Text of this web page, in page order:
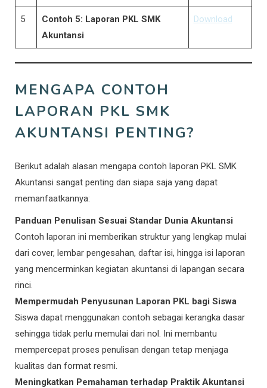
5
Contoh 5: Laporan PKL SMK
Akuntansi
Download
MENGAPA CONTOH
LAPORAN PKL SMK
AKUNTANSI PENTING?
Berikut adalah alasan mengapa contoh laporan PKL SMK
Akuntansi sangat penting dan siapa saja yang dapat
memanfaatkannya:
Panduan Penulisan Sesuai Standar Dunia Akuntansi
Contoh laporan ini memberikan struktur yang lengkap mulai
dari cover, lembar pengesahan, daftar isi, hingga isi laporan
yang mencerminkan kegiatan akuntansi di lapangan secara
rinci.
Mempermudah Penyusunan Laporan PKL bagi Siswa
Siswa dapat menggunakan contoh sebagai kerangka dasar
sehingga tidak perlu memulai dari nol. Ini membantu
mempercepat proses penulisan dengan tetap menjaga
kualitas dan format resmi.
Meningkatkan Pemahaman terhadap Praktik Akuntansi